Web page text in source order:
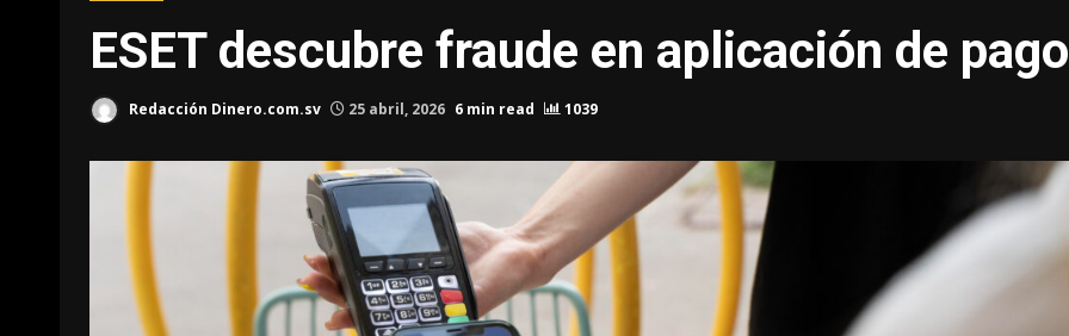
ESET descubre fraude en aplicación de
Redacción Dinero.com.sv 25 abril, 2026 6 min read 1039